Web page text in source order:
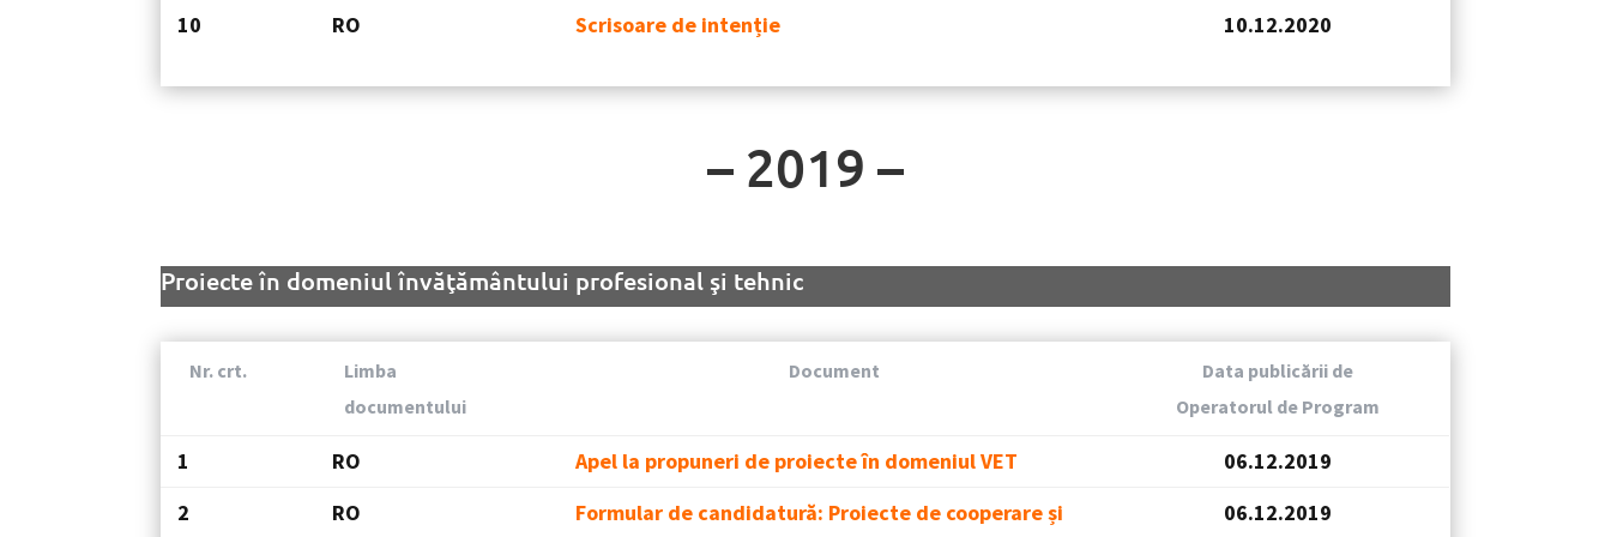
10 RO Scrisoare de intenție 10.12.2020
– 2019 –
Proiecte în domeniul învăţământului profesional şi tehnic
Nr. crt.
Limba
documentului
Document
Data publicării de
Operatorul de Program
1 RO Apel la propuneri de proiecte în domeniul VET
06.12.2019
2
RO
Formular de candidatură: Proiecte de cooperare și
06.12.2019